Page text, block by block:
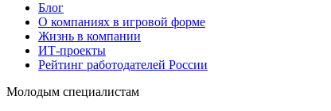
Блог
О компаниях в игровой форме
Жизнь в компании
ИТ-проекты
Рейтинг работодателей России
Молодым специалистам